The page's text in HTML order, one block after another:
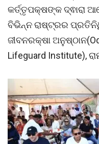
କର୍ତ୍ତୃପକ୍ଷଙ୍କ ଦ୍ଵାରା
ବିଭିନ୍ନ ରାଷ୍ଟ୍ରର
ଜୀବନରକ୍ଷା
Lifeguard Institute),